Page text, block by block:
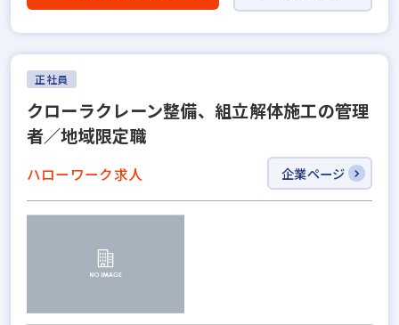
正社員
クローラクレーン整備、組立解体施工の管理
者／地域限定職
ハローワーク求人 企業ページ